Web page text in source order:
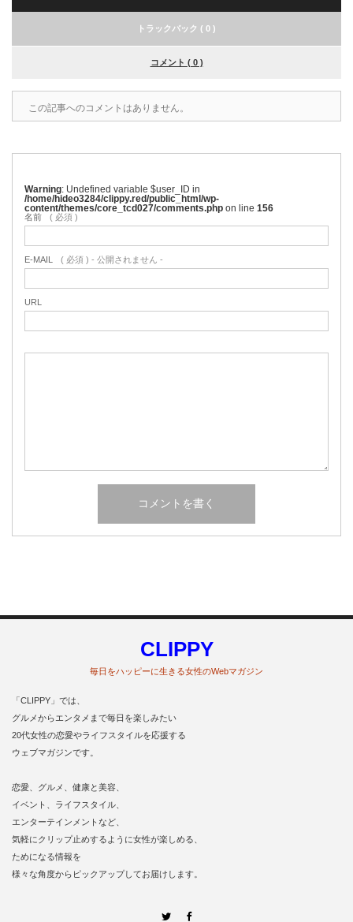
トラックバック ( 0 )
コメント ( 0 )
この記事へのコメントはありません。
Warning : Undefined variable $user_ID in
/home/hideo3284/clippy.red/public_html/wp-
content/themes/core_tcd027/comments.php on line 156
名前 ( 必須 )
E-MAIL ( 必須 ) - 公開されません -
URL
CLIPPY
毎日をハッピーに生きる女性のWebマガジン
「CLIPPY」では、
グルメからエンタメまで毎日を楽しみたい
20代女性の恋愛やライフスタイルを応援する
ウェブマガジンです。
恋愛、グルメ、健康と美容、
イベント、ライフスタイル、
エンターテインメントなど、
気軽にクリップ止めするように女性が楽しめる、
ためになる情報を
様々な角度からピックアップしてお届けします。
Twitter